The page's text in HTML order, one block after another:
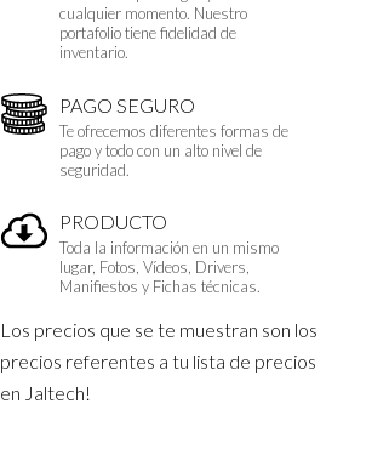
cualquier momento. Nuestro
portafolio tiene fidelidad de
inventario.
PAGO SEGURO
Te ofrecemos diferentes formas de
pago y todo con un alto nivel de
seguridad.
PRODUCTO
Toda la información en un mismo
lugar, Fotos, Vídeos, Drivers,
Manifiestos y Fichas técnicas.
Los precios que se te muestran son los
precios referentes a tu lista de precios
en Jaltech!